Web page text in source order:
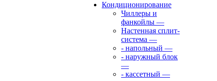
Кондиционирование
Чиллеры и
фанкойлы —
Настенная сплит-
система —
- напольный —
- наружный блок
—
- кассетный —